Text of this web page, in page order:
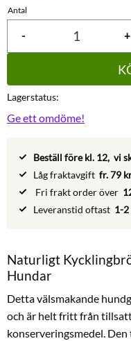
Antal
+
-
Lagerstatus
Ge ett omdöme!
Beställ före kl. 12, vi
Låg fraktavgift fr. 79
Fri frakt order över
Leveranstid oftast 1-2
Naturligt
Hundar
Detta välsmakande
och är helt fritt från
konserveringsmedel.